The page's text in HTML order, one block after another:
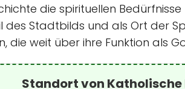
die spirituellen
des Stadtbilds und als Ort der
die weit über ihre Funktion als
Standort von